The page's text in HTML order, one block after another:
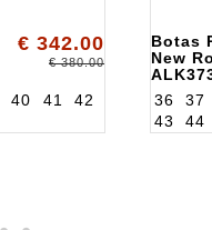
€ 342.00
€ 380.00
40 41
42
Botas
New
36 37
43
44